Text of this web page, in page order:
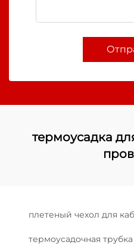
термоусадка
плетеный чехол для
термоусадочная